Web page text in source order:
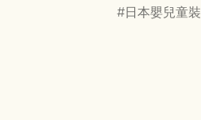
日本嬰兒童裝